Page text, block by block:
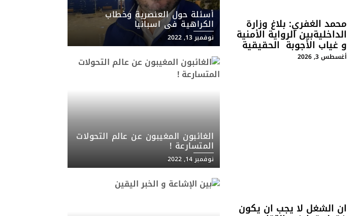
محمد الغفري: بلاغ وزارة
الداخليةبين الرواية الأمنية
و غياب الأجوبة الحقيقية
أغسطس 3, 2026
ان الشغل لا يجب ان يكون
أسئلة حول العنصرية وخطاب
الكراهية في اسبانيا
نوفمبر 13, 2022
الغائبون المغيبون عن عالم التحولات
المتسارعة !
نوفمبر 14, 2022